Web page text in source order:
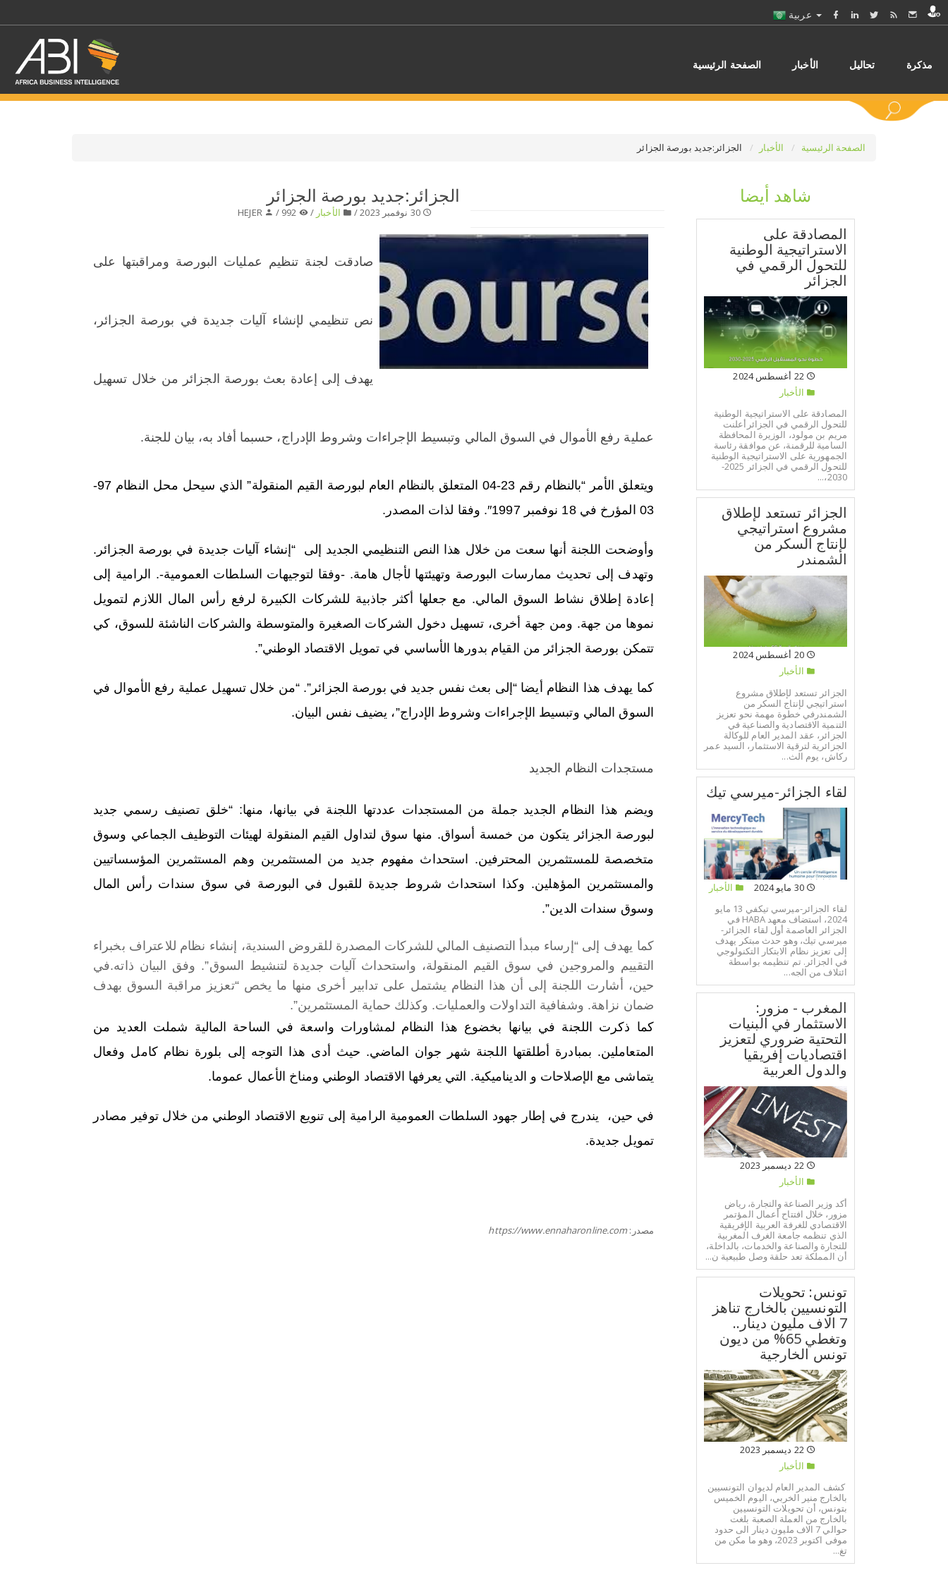
الصفحة الرئيسية الأخبار تحاليل مذكرة
اختر قطاع / القطاعات
حدد الفرع
الصفحة الرئيسية الأخبار الجزائر:جديد بورصة الجزائر
الجزائر:جديد بورصة الجزائر
30 نوفمبر 2023 / الأخبار /
صادقت لجنة تنظيم عمليات البورصة ومراقبتها على
نص تنظيمي لإنشاء آليات جديدة في بورصة الجزائر،
يهدف إلى إعادة بعث بورصة الجزائر من خلال تسهيل
عملية رفع الأموال في السوق المالي وتبسيط الإجراءات وشروط الإدراج، حسبما أفاد به، بيان للجنة.
ويتعلق الأمر “بالنظام رقم 23-04 المتعلق بالنظام العام لبورصة القيم المنقولة” الذي سيحل محل النظام 97-
03 المؤرخ في 18 نوفمبر 1997″. وفقا لذات المصدر.
وأوضحت اللجنة أنها سعت من خلال هذا النص التنظيمي الجديد إلى “إنشاء آليات جديدة في بورصة الجزائر.
وتهدف إلى تحديث ممارسات البورصة وتهيئتها لأجال هامة. -وفقا لتوجيهات السلطات العمومية-. الرامية إلى
إعادة إطلاق نشاط السوق المالي. مع جعلها أكثر جاذبية للشركات الكبيرة لرفع رأس المال اللازم لتمويل
نموها من جهة. ومن جهة أخرى، تسهيل دخول الشركات الصغيرة والمتوسطة والشركات الناشئة للسوق، كي
تتمكن بورصة الجزائر من القيام بدورها الأساسي في تمويل الاقتصاد الوطني”.
كما يهدف هذا النظام أيضا “إلى بعث نفس جديد في بورصة الجزائر”. “من خلال تسهيل عملية رفع الأموال في
السوق المالي وتبسيط الإجراءات وشروط الإدراج”، يضيف نفس البيان.
مستجدات النظام الجديد
ويضم هذا النظام الجديد جملة من المستجدات عددتها اللجنة في بيانها، منها: “خلق تصنيف رسمي جديد
لبورصة الجزائر يتكون من خمسة أسواق. منها سوق لتداول القيم المنقولة لهيئات التوظيف الجماعي وسوق
متخصصة للمستثمرين المحترفين. استحداث مفهوم جديد من المستثمرين وهم المستثمرين المؤسساتيين
والمستثمرين المؤهلين. وكذا استحداث شروط جديدة للقبول في البورصة في سوق سندات رأس المال
وسوق سندات الدين”.
كما يهدف إلى “إرساء مبدأ التصنيف المالي للشركات المصدرة للقروض السندية، إنشاء نظام للاعتراف بخبراء
التقييم والمروجين في سوق القيم المنقولة، واستحداث آليات جديدة لتنشيط السوق”. وفق البيان ذاته.في
حين، أشارت اللجنة إلى أن هذا النظام يشتمل على تدابير أخرى منها ما يخص “تعزيز مراقبة السوق بهدف
ضمان نزاهة. وشفافية التداولات والعمليات. وكذلك حماية المستثمرين”.
كما ذكرت اللجنة في بيانها بخضوع هذا النظام لمشاورات واسعة في الساحة المالية شملت العديد من
المتعاملين. بمبادرة أطلقتها اللجنة شهر جوان الماضي. حيث أدى هذا التوجه إلى بلورة نظام كامل وفعال
يتماشى مع الإصلاحات و الديناميكية. التي يعرفها الاقتصاد الوطني ومناخ الأعمال عموما.
في حين، يندرج في إطار جهود السلطات العمومية الرامية إلى تنويع الاقتصاد الوطني من خلال توفير مصادر
تمويل جديدة.
مصدر:https://www.ennaharonline.com
شاهد أيضا
المصادقة على
الاستراتيجية الوطنية
للتحول الرقمي في
الجزائر
22 أغسطس 2024
الأخبار
المصادقة على الاستراتيجية الوطنية
للتحول الرقمي في الجزائرأعلنت
مريم بن مولود، الوزيرة المحافظة
السامية للرقمنة، عن موافقة رئاسة
الجمهورية على الاستراتيجية الوطنية
للتحول الرقمي في الجزائر 2025-
2030،...
الجزائر تستعد لإطلاق
مشروع استراتيجي
لإنتاج السكر من
الشمندر
20 أغسطس 2024
الأخبار
الجزائر تستعد لإطلاق مشروع
استراتيجي لإنتاج السكر من
الشمندرفي خطوة مهمة نحو تعزيز
التنمية الاقتصادية والصناعية في
الجزائر، عقد المدير العام للوكالة
الجزائرية لترقية الاستثمار، السيد عمر
ركاش، يوم الث...
لقاء الجزائر-ميرسي تيك
30 مايو 2024
الأخبار
لقاء الجزائر-ميرسي تيكفي 13 مايو
2024، استضاف معهد HABA في
الجزائر العاصمة أول لقاء الجزائر-
ميرسي تيك، وهو حدث مبتكر يهدف
إلى تعزيز نظام الابتكار التكنولوجي
في الجزائر. تم تنظيمه بواسطة
ائتلاف من الجه...
المغرب - مزور:
الاستثمار في البنيات
التحتية ضروري لتعزيز
اقتصاديات إفريقيا
والدول العربية
22 ديسمبر 2023
الأخبار
أكد وزير الصناعة والتجارة، رياض
مزور، خلال افتتاح أعمال المؤتمر
الاقتصادي للغرفة العربية الإفريقية
الذي تنظمه جامعة الغرف المغربية
للتجارة والصناعة والخدمات، بالداخلة،
أن المملكة تعد حلقة وصل طبيعية ن...
تونس: تحويلات
التونسيين بالخارج تناهز
7 الاف مليون دينار..
وتغطي 65% من ديون
تونس الخارجية
22 ديسمبر 2023
الأخبار
كشف المدير العام لديوان التونسيين
بالخارج منير الخربي، اليوم الخميس
بتونس، أن تحويلات التونسيين
بالخارج من العملة الصعبة بلغت
حوالي 7 الاف مليون دينار الى حدود
موفى اكتوبر 2023، وهو ما مكن من
تغ...